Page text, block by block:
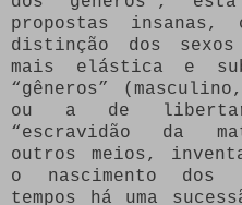
propostas
distinção dos
mais elástica e
“gêneros”
ou a de
“escravidão da
outros meios,
o nascimento
tempos há uma